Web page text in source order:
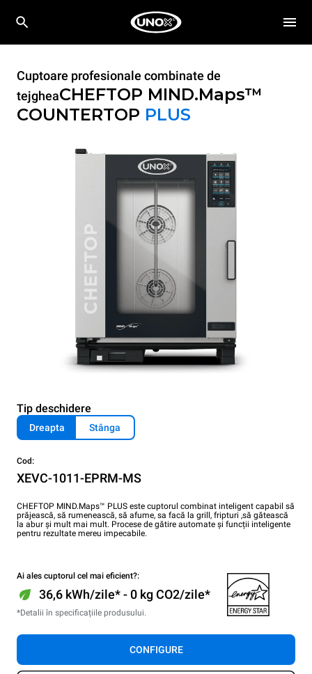
Cuptoare profesionale combinate de
tejgheaCHEFTOP MIND.Maps™
COUNTERTOP PLUS
Tip deschidere
Dreapta Stânga
Cod:
XEVC-1011-EPRM-MS
CHEFTOP MIND.Maps™ PLUS este cuptorul combinat inteligent capabil să
prăjească, să rumenească, să afume, sa facă la grill, fripturi ,să gătească
la abur și mult mai mult. Procese de gătire automate și funcții inteligente
pentru rezultate mereu impecabile.
Ai ales cuptorul cel mai eficient?:
36,6 kWh/zile* - 0 kg CO2/zile*
*Detalii în specificațiile produsului.
CONFIGURE